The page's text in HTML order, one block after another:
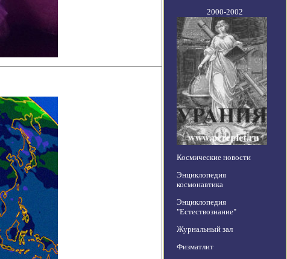
2000-2002
Космические новости
Энциклопедия
космонавтика
Энциклопедия
"Естествознание"
Журнальный зал
Физматлит